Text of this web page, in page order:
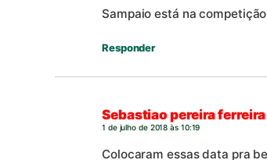
Sampaio está na
Responder
Sebastiao pereira
1 de julho de 2018 às 10:19
Colocaram essas data pra